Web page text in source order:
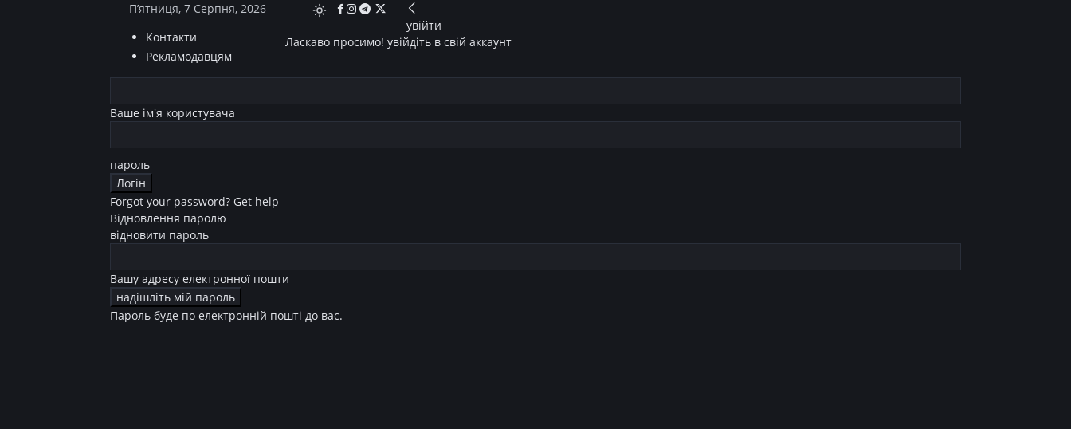
П’ятниця, 7 Серпня, 2026
Контакти
Рекламодавцям
увійти
Ласкаво просимо! увійдіть в свій аккаунт
Ваше ім'я користувача
пароль
Forgot your password? Get help
Відновлення паролю
відновити пароль
Вашу адресу електронної пошти
Пароль буде по електронній пошті до вас.